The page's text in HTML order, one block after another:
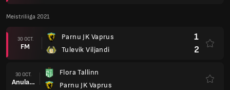
Meistriliiga 2021
30 OCT.
FM
Parnu JK Vaprus
Tulevik Viljandi
1
2
30 OCT.
Anulare
Flora Tallinn
Parnu JK Vaprus